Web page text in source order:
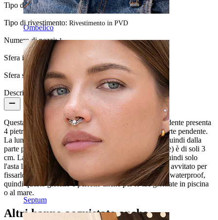
Ombelico
Septum
Tipo di pietra:Zirconia cubica
Tipo di rivestimento: Rivestimento in PVD
Numero di pezzi:1
Sfera inferiore:8 mm
Sfera superiore:5 mm
Descrizione
Questa favolosa barra per ombelico in titanio con pendente presenta
4 pietre incastonate, due nelle due sfere e due nella parte pendente.
La lunghezza totale della parte inferiore del gioiello (quindi dalla
parte più alta della sfera inferiore alla fine del pendente) è di soli 3
cm. La barra ha una chiusura con filettatura interna, quindi solo
l'asta liscia passa attraverso il piercing, poi il top viene avvitato per
fissarlo. Il titanio è un materiale sia ipoallergenico che waterproof,
quindi questo gioiello è perfetto anche per le tue giornate in piscina
o al mare.
Altri hanno acquistato anche